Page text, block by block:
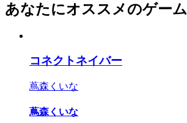
あなたにオススメのゲーム
コネクトネイバー
蔦森くいな
蔦森くいな